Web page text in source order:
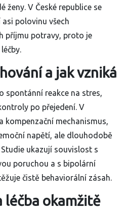
ženy. V České republice se
polovinu všech
příjmu potravy, proto je
a jak vzniká
spontánní reakce na stres,
po přejedení. V
kompenzační mechanismus,
napětí, ale dlouhodobě
ukazují souvislost s
poruchou a s bipolární
čistě behaviorální zásah.
léčba okamžitě